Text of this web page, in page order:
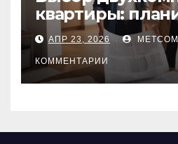
квартиры:
состояние
проверка
АПР 23, 2026
КОММЕНТАРИИ